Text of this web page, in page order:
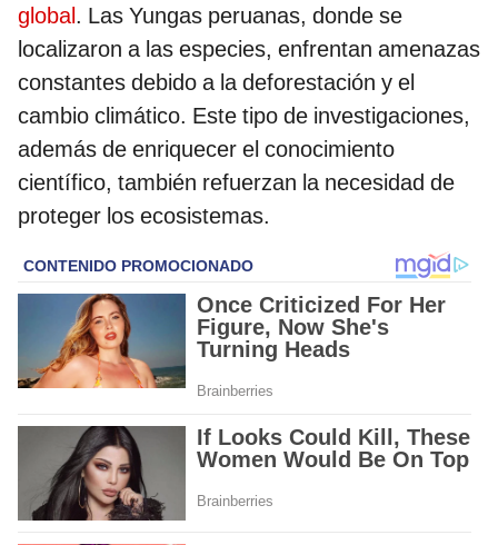
global. Las Yungas peruanas, donde se
localizaron a las especies, enfrentan amenazas
constantes debido a la deforestación y el
cambio climático. Este tipo de investigaciones,
además de enriquecer el conocimiento
científico, también refuerzan la necesidad de
proteger los ecosistemas.